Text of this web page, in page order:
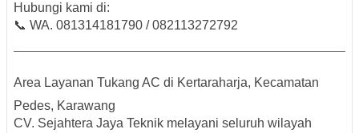
Hubungi kami di:
📞 WA. 081314181790 / 082113272792
Area Layanan Tukang AC di Kertaraharja, Kecamatan
Pedes, Karawang
CV. Sejahtera Jaya Teknik melayani seluruh wilayah